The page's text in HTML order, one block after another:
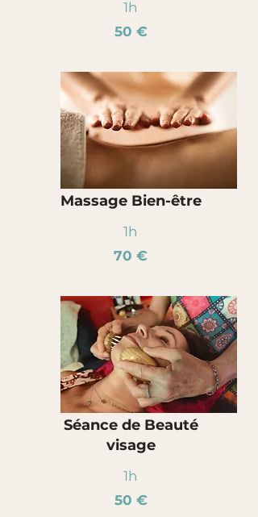
1h
50 €
Massage Bien-être
1h
70 €
Séance de Beauté
visage
1h
50 €